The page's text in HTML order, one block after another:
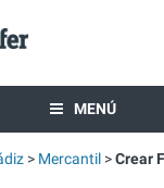
MENÚ
Mercantil Crear